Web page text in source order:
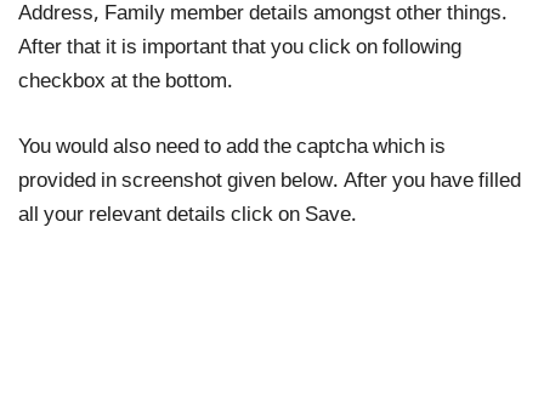
Address, Family member details amongst other things.
After that it is important that you click on following
checkbox at the bottom.
You would also need to add the captcha which is
provided in screenshot given below. After you have filled
all your relevant details click on Save.